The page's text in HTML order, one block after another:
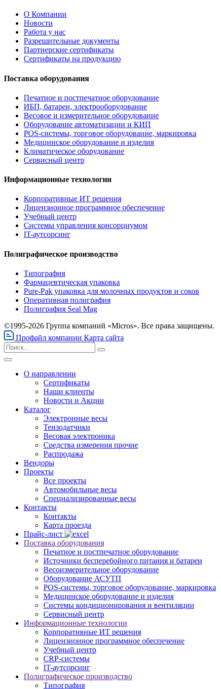
О Компании
Новости
Работа у нас
Разрешительные документы
Партнерские сертификаты
Сертификаты на продукцию
Поставка оборудования
Печатное и постпечатное оборудование
ИБП, батареи, электрооборудование
Весовое и измерительное оборудование
Оборудование автоматизации и КИП
POS-системы, торговое оборудование, маркировка
Медицинское оборудование и изделия
Климатическое оборудование
Сервисный центр
Информационные технологии
Корпоративные ИТ решения
Лицензионное программное обеспечение
Учебный центр
Системы управления консорциумом
IT-аутсорсинг
Полиграфическое производство
Типография
Фармацевтическая упаковка
Pure-Pak упаковка для молочных продуктов и соков
Оперативная полиграфия
Полиграфия Seal Mag
©1995-2026 Группа компаний «Micros». Все права защищены.
Профайл компании Карта сайта
О направлении
Сертификаты
Наши клиенты
Новости и Акции
Каталог
Электронные весы
Тензодатчики
Весовая электроника
Средства измерения прочие
Распродажа
Вендоры
Проекты
Все проекты
Автомобильные весы
Специализированные весы
Контакты
Контакты
Карта проезда
Прайс-лист
Поставка оборудования
Печатное и постпечатное оборудование
Источники бесперебойного питания и батареи
Весоизмерительное оборудование
Оборудование АСУТП
POS-системы, торговое оборудование, маркировка
Медицинское оборудование и изделия
Системы кондиционирования и вентиляции
Сервисный центр
Информационные технологии
Корпоративные ИТ решения
Лицензионное программное обеспечение
Учебный центр
CRP-системы
IT-аутсорсинг
Полиграфическое производство
Типография